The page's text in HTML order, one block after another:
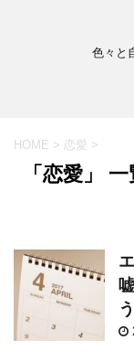
色々と
HOME > 恋愛 >
「恋愛」